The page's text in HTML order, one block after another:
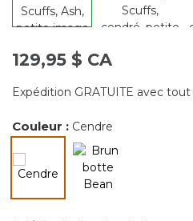
129,95 $ CA
Expédition GRATUITE avec
Couleur : Cendre
sélectionné